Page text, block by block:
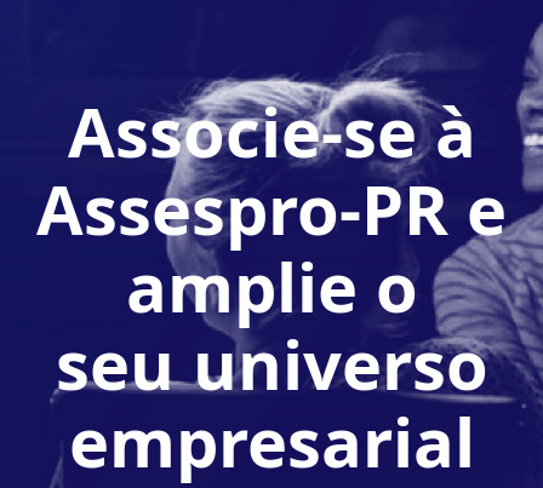
Associe-se à
Assespro-PR e
amplie o
seu universo
empresarial